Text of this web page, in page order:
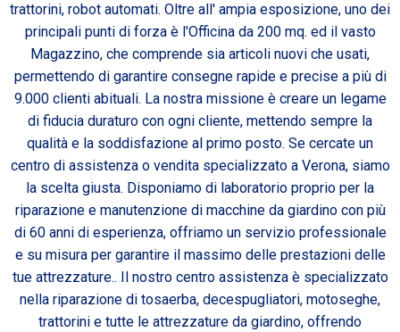
trattorini, robot automati. Oltre all' ampia esposizione, uno dei
principali punti di forza è l'Officina da 200 mq. ed il vasto
Magazzino, che comprende sia articoli nuovi che usati,
permettendo di garantire consegne rapide e precise a più di
9.000 clienti abituali. La nostra missione è creare un legame
di fiducia duraturo con ogni cliente, mettendo sempre la
qualità e la soddisfazione al primo posto. Se cercate un
centro di assistenza o vendita specializzato a Verona, siamo
la scelta giusta. Disponiamo di laboratorio proprio per la
riparazione e manutenzione di macchine da giardino con più
di 60 anni di esperienza, offriamo un servizio professionale
e su misura per garantire il massimo delle prestazioni delle
tue attrezzature.. Il nostro centro assistenza è specializzato
nella riparazione di tosaerba, decespugliatori, motoseghe,
trattorini e tutte le attrezzature da giardino, offrendo